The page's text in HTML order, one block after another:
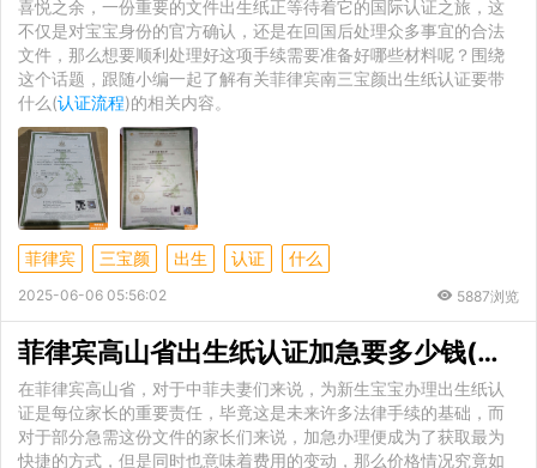
喜悦之余，一份重要的文件出生纸正等待着它的国际认证之旅，这
不仅是对宝宝身份的官方确认，还是在回国后处理众多事宜的合法
文件，那么想要顺利处理好这项手续需要准备好哪些材料呢？围绕
这个话题，跟随小编一起了解有关菲律宾南三宝颜出生纸认证要带
什么(认证流程)的相关内容。
菲律宾 三宝颜 出生 认证 什么
2025-06-06 05:56:02 5887浏览
菲律宾高山省出生纸认证加急要多少钱(
认证
在菲律宾高山省，对于中菲夫妻们来说，为新生宝宝办理出生纸认
证是每位家长的重要责任，毕竟这是未来许多法律手续的基础，而
对于部分急需这份文件的家长们来说，加急办理便成为了获取最为
快捷的方式，但是同时也意味着费用的变动，那么价格情况究竟如